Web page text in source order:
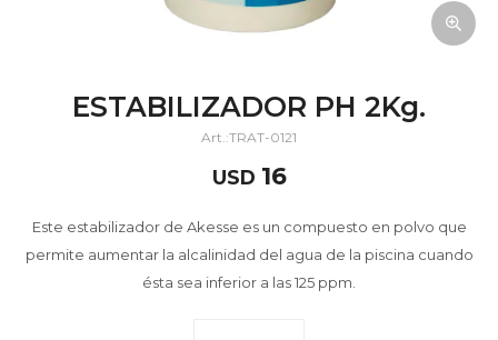
ESTABILIZADOR PH 2Kg.
TRAT-0121
USD 16
Este estabilizador de Akesse es un compuesto en polvo que
permite aumentar la alcalinidad del agua de la piscina cuando
ésta sea inferior a las 125 ppm.